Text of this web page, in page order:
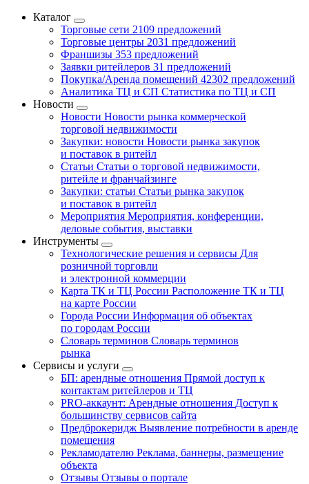
Каталог
Торговые сети 2109 предложений
Торговые центры 2031 предложений
Франшизы 353 предложений
Заявки ритейлеров 31 предложений
Покупка/Аренда помещений 42302 предложений
Аналитика ТЦ и СП Статистика по ТЦ и СП
Новости
Новости Новости рынка коммерческой
торговой недвижимости
Закупки: новости Новости рынка закупок
и поставок в ритейл
Статьи Статьи о торговой недвижимости,
ритейле и франчайзинге
Закупки: статьи Статьи рынка закупок
и поставок в ритейл
Мероприятия Мероприятия, конференции,
деловые события, выставки
Инструменты
Технологические решения и сервисы Для
розничной торговли
и электронной коммерции
Карта ТК и ТЦ России Расположение ТК и ТЦ
на карте России
Города России Информация об объектах
по городам России
Словарь терминов Словарь терминов
рынка
Сервисы и услуги
БП: арендные отношения Прямой доступ к
контактам ритейлеров и ТЦ
PRO-аккаунт: Арендные отношения Доступ к
большинству сервисов сайта
Предброкеридж Выявление потребности в аренде
помещения
Рекламодателю Реклама, баннеры, размещение
объекта
Отзывы Отзывы о портале